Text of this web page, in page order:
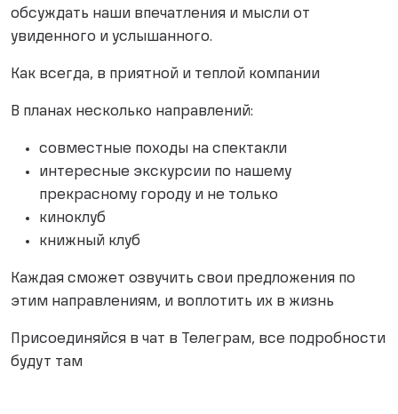
обсуждать наши впечатления и мысли от
увиденного и услышанного.
Как всегда, в приятной и теплой компании
В планах несколько направлений:
совместные походы на спектакли
интересные экскурсии по нашему
прекрасному городу и не только
киноклуб
книжный клуб
Каждая сможет озвучить свои предложения по
этим направлениям, и воплотить их в жизнь
Присоединяйся в чат в Телеграм, все подробности
будут там